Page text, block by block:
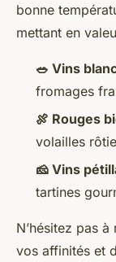
bonne
mettant en
🥗 Vins
fromages
🍖 Rouges
volailles
🧀 Vins
tartines
N’hésitez pas
vos affinités et